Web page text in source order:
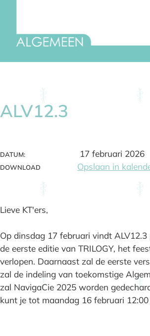
ALV12.3
DATUM: 17 februari 2026
DOWNLOAD Opslaan in
Lieve KT'ers,
Op dinsdag 17 februari vindt
de eerste editie van TRILOGY, het
verlopen. Daarnaast zal de eerste
zal de indeling van toekomstige
zal NavigaCie 2025 worden
kunt je tot maandag 16 februari